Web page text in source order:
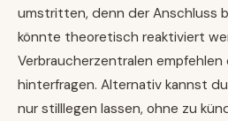
umstritten, denn der Anschluss
könnte theoretisch reaktiviert
Verbraucherzentralen empfehlen
hinterfragen. Alternativ kannst
nur stilllegen lassen, ohne zu